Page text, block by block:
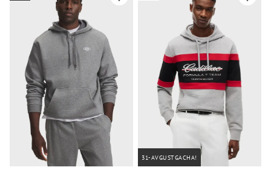
31-AVGUSTGACHA!